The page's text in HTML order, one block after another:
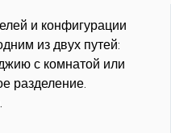
и конфигурации
из двух путей:
с комнатой или
разделение.